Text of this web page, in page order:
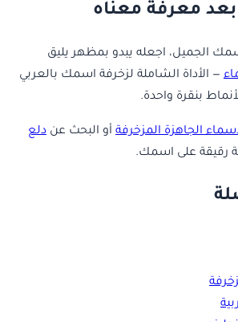
معرفة معناه
الجميل، اجعله يبدو بمظهر يليق
— الأداة الشاملة لزخرفة اسمك بالعربي
بنقرة واحدة.
الجاهزة المزخرفة أو البحث عن دلع
رقيقة على اسمك.